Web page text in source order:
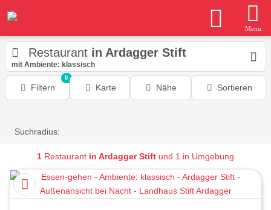
Menu
Restaurant in Ardagger Stift
mit Ambiente: klassisch
Filtern
0
Karte Nähe Sortieren
Suchradius:
1 Restaurant in Ardagger Stift und 1 in Umgebung